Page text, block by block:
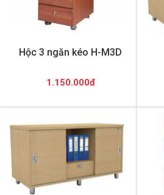
Hộc 3 ngăn kéo H-M3D
1.150.000đ